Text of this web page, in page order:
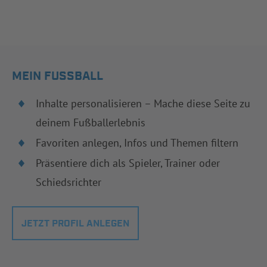
MEIN FUSSBALL
Inhalte personalisieren – Mache diese Seite zu
deinem Fußballerlebnis
Favoriten anlegen, Infos und Themen filtern
Präsentiere dich als Spieler, Trainer oder
Schiedsrichter
JETZT PROFIL ANLEGEN